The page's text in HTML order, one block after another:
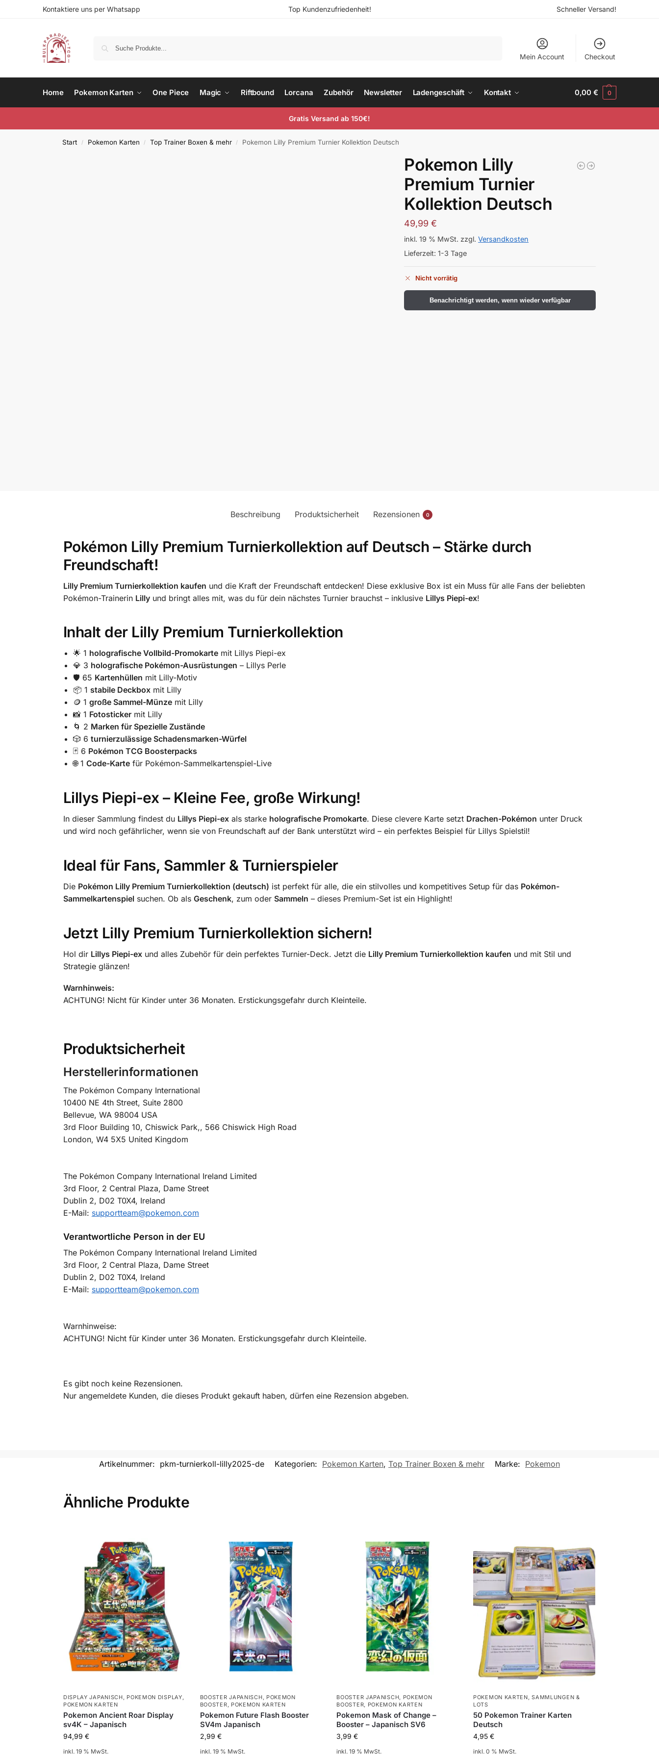
Kontaktiere uns per Whatsapp Top Kundenzufriedenheit! Schneller Versand!
Mein Account Checkout
Home Pokemon Karten One Piece Magic Riftbound Lorcana Zubehör Newsletter Ladengeschäft Kontakt 0,00€ 0
Gratis Versand ab 150€!
Start / Pokemon Karten / Top Trainer Boxen & mehr / Pokemon Lilly Premium Turnier Kollektion Deutsch
Pokemon Lilly
Premium Turnier
Kollektion Deutsch
49,99€
inkl. 19 % MwSt. zzgl.Versandkosten
Lieferzeit:1-3 Tage
Nicht vorrätig
Benachrichtigt werden, wenn wieder verfügbar
Beschreibung Produktsicherheit Rezensionen 0
Pokémon Lilly Premium Turnierkollektion auf Deutsch – Stärke durch
Freundschaft!
Lilly Premium Turnierkollektion kaufen und die Kraft der Freundschaft entdecken! Diese exklusive Box ist ein Muss für alle Fans der beliebten
Pokémon-Trainerin Lillyund bringt alles mit, was du für dein nächstes Turnier brauchst – inklusive Lillys Piepi-ex!
Inhalt der Lilly Premium Turnierkollektion
🌟 1 holografische Vollbild-Promokartemit Lillys Piepi-ex
💎 3 holografische Pokémon-Ausrüstungen – Lillys Perle
🛡️ 65 Kartenhüllen mit Lilly-Motiv
📦 1 stabile Deckboxmit Lilly
🪙 1 große Sammel-Münzemit Lilly
📸 1 Fotostickermit Lilly
🌀 2 Marken für Spezielle Zustände
🎲 6 turnierzulässige Schadensmarken-Würfel
🃏 6 Pokémon TCG Boosterpacks
🌐 1 Code-Kartefür Pokémon-Sammelkartenspiel-Live
Lillys Piepi-ex – Kleine Fee, große Wirkung!
In dieser Sammlung findest du Lillys Piepi-exals starke holografische Promokarte. Diese clevere Karte setzt Drachen-Pokémon unter Druck
und wird noch gefährlicher, wenn sie von Freundschaft auf der Bank unterstützt wird – ein perfektes Beispiel für Lillys Spielstil!
Ideal für Fans, Sammler & Turnierspieler
Die Pokémon Lilly Premium Turnierkollektion (deutsch) ist perfekt für alle, die ein stilvolles und kompetitives Setup für das Pokémon-
Sammelkartenspielsuchen. Ob als Geschenk, zum oder Sammeln – dieses Premium-Set ist ein Highlight!
Jetzt Lilly Premium Turnierkollektion sichern!
Hol dir Lillys Piepi-exund alles Zubehör für dein perfektes Turnier-Deck. Jetzt die Lilly Premium Turnierkollektion kaufen und mit Stil und
Strategie glänzen!
Warnhinweis:
ACHTUNG! Nicht für Kinder unter 36 Monaten. Erstickungsgefahr durch Kleinteile.
Produktsicherheit
Herstellerinformationen
The Pokémon Company International
10400 NE 4th Street, Suite 2800
Bellevue, WA 98004 USA
3rd Floor Building 10, Chiswick Park,, 566 Chiswick High Road
London, W4 5X5 United Kingdom
The Pokémon Company International Ireland Limited
3rd Floor, 2 Central Plaza, Dame Street
Dublin 2, D02 T0X4, Ireland
E-Mail: supportteam@pokemon.com
Verantwortliche Person in der EU
The Pokémon Company International Ireland Limited
3rd Floor, 2 Central Plaza, Dame Street
Dublin 2, D02 T0X4, Ireland
E-Mail: supportteam@pokemon.com
Warnhinweise:
ACHTUNG! Nicht für Kinder unter 36 Monaten. Erstickungsgefahr durch Kleinteile.
Es gibt noch keine Rezensionen.
Nur angemeldete Kunden, die dieses Produkt gekauft haben, dürfen eine Rezension abgeben.
Artikelnummer: pkm-turnierkoll-lilly2025-de Kategorien: Pokemon Karten, Top Trainer Boxen & mehr Marke: Pokemon
Ähnliche Produkte
DISPLAY JAPANISCH POKEMON DISPLAY
POKEMON KARTEN
Pokemon Ancient Roar Display
sv4K – Japanisch
94,99 €
inkl. 19 % MwSt.
BOOSTER JAPANISCH
POKEMON
BOOSTER
POKEMON KARTEN
Pokemon Future Flash Booster
SV4m Japanisch
2,99 €
inkl. 19 % MwSt.
BOOSTER JAPANISCH
POKEMON
BOOSTER
POKEMON KARTEN
Pokemon Mask of Change –
Booster – Japanisch SV6
3,99€
inkl. 19 % MwSt.
POKEMON KARTEN ,SAMMLUNGEN &
LOTS
50 Pokemon Trainer Karten
Deutsch
4,95€
inkl. 0 % MwSt.